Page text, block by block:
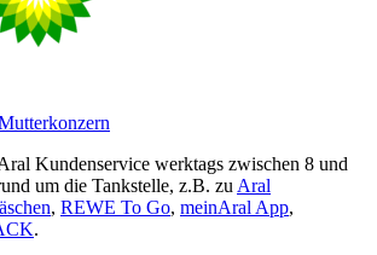
Kundenservice werktags zwischen 8 und
um die Tankstelle, z.B. zu Aral
, REWE To Go, meinAral App,
.